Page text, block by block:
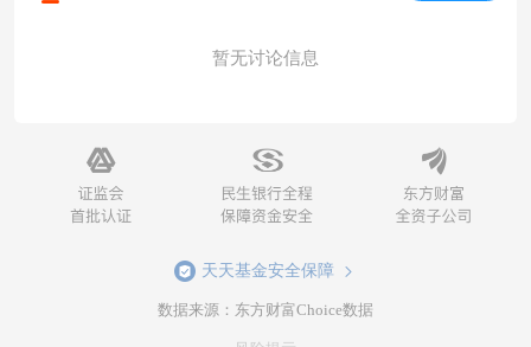
暂无讨论信息
天天基金安全保障
数据来源：东方财富Choice数据